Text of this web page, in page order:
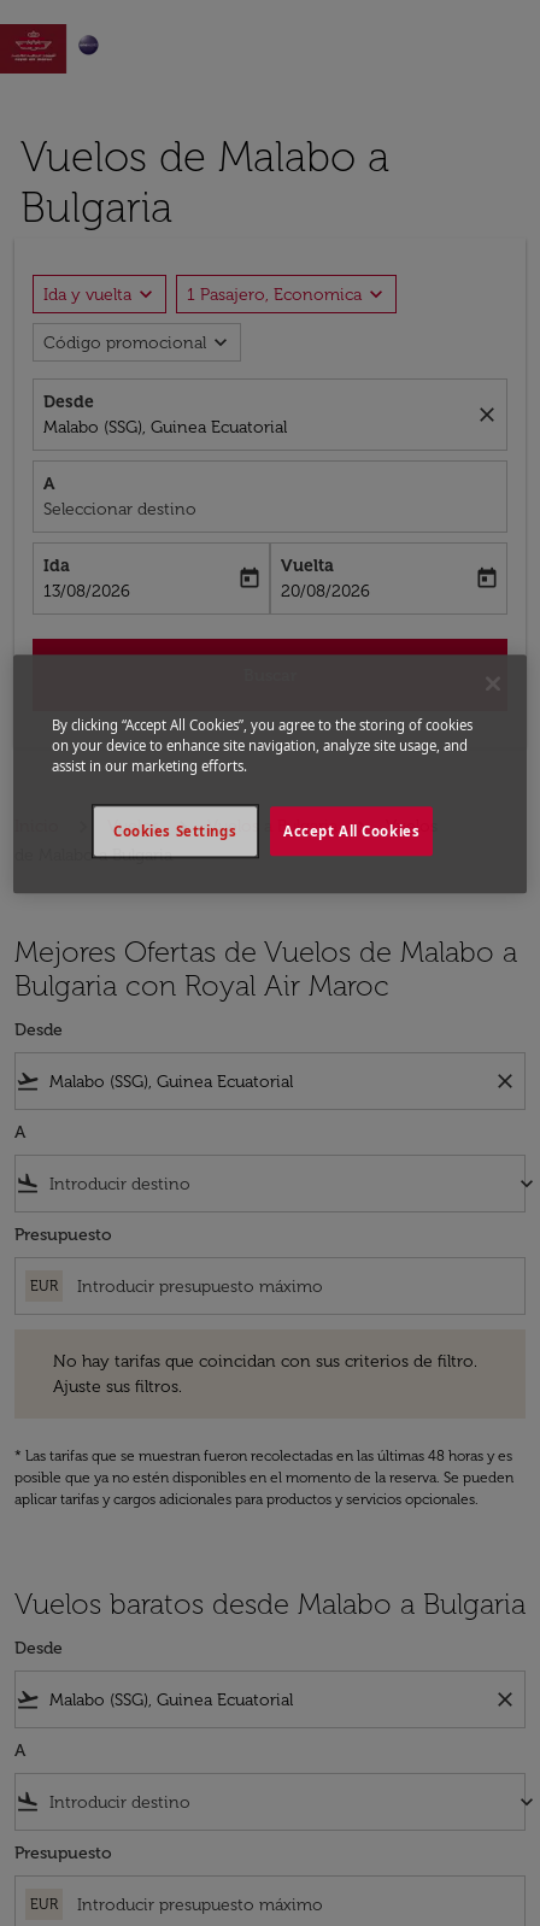

Vuelos de Malabo a
Bulgaria
Ida y vuelta expand_more 1 Pasajero, Economica expand_more
Código promocional expand_more
Desde
Malabo (SSG), Guinea Ecuatorial
close
A
Seleccionar destino
Ida
fc-booking-departure-date-aria-label
13/08/2026
today
Vuelta
fc-booking-return-date-aria-label
20/08/2026
today
Vuelos Vuelos a Bulgaria
Vuelos
de Malabo a Bulgaria
Mejores Ofertas de Vuelos de Malabo a
Bulgaria con Royal Air Maroc
Desde
flight_takeoff close
A
flight_land keyboard_arrow_down
Presupuesto
EUR
No hay tarifas que coincidan con sus criterios de filtro.
Ajuste sus filtros.
* Las tarifas que se muestran fueron recolectadas en las últimas 48 horas y es
posible que ya no estén disponibles en el momento de la reserva. Se pueden
aplicar tarifas y cargos adicionales para productos y servicios opcionales.
Vuelos baratos desde Malabo a Bulgaria
Desde
flight_takeoff close
A
flight_land keyboard_arrow_down
Presupuesto
EUR
By clicking “Accept All Cookies”, you agree to the storing of cookies
on your device to enhance site navigation, analyze site usage, and
assist in our marketing efforts.
Accept All Cookies
Cookies Settings